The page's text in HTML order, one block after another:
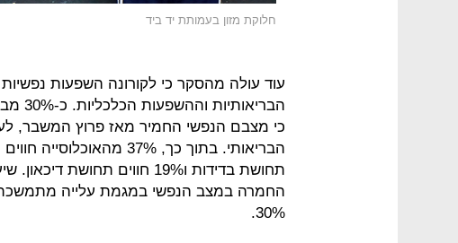
חלוקת מזון בעמותת יד ביד
עוד עולה מהסקר כי לקורונה השפעות
30%.